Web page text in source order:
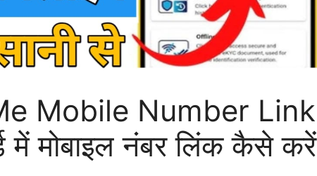
Mobile Number Link
में मोबाइल नंबर लिंक कैसे करें